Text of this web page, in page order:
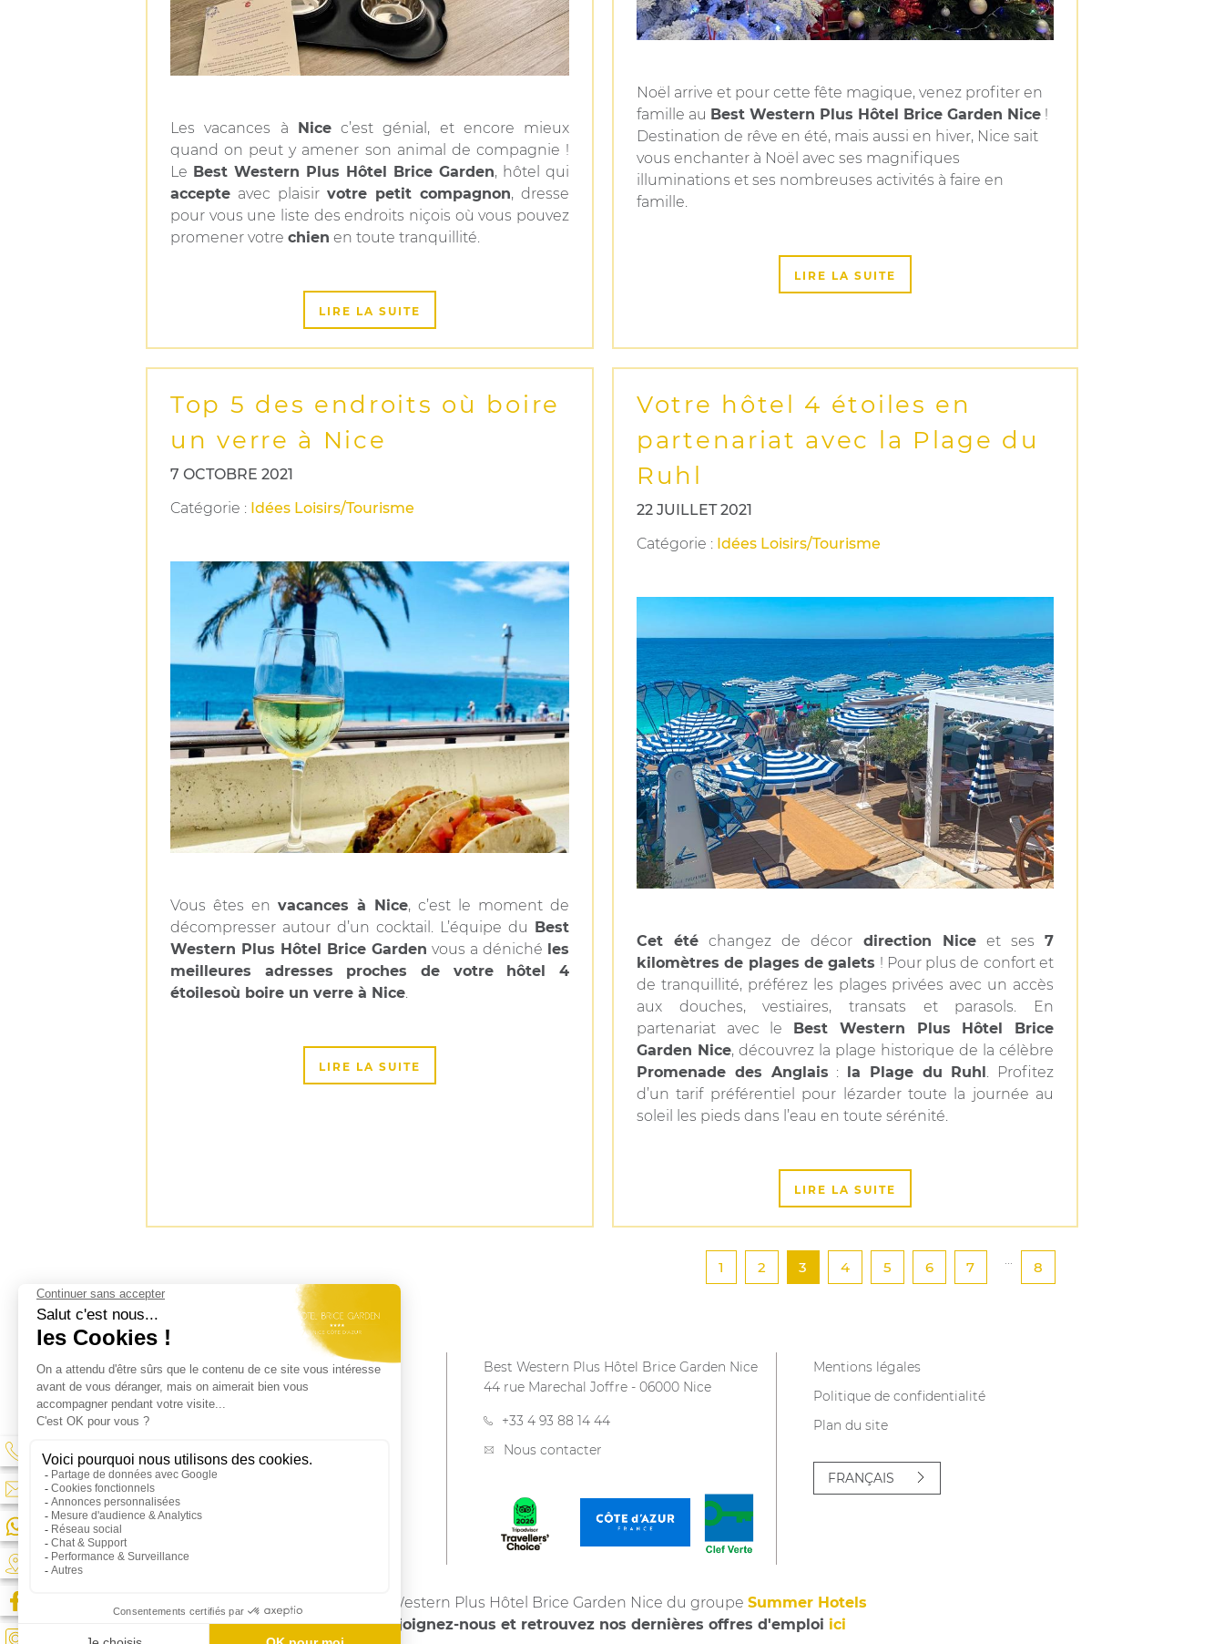
Les vacances à Nicec’est génial, et encore mieux
quand on peut y amener son animal de compagnie !
Le Best Western Plus Hôtel Brice Garden, hôtel qui
accepte avec plaisir votre petit compagnon, dresse
pour vous une liste des endroits niçois où vous pouvez
promener votre chien en toute tranquillité.
LIRE LA SUITE
Noël arrive et pour cette fête magique, venez profiter en
famille au Best Western Plus Hôtel Brice Garden Nice !
Destination de rêve en été, mais aussi en hiver, Nice sait
vous enchanter à Noël avec ses magnifiques
illuminations et ses nombreuses activités à faire en
famille.
LIRE LA SUITE
Top 5 des endroits où boire
un verre à Nice
7 OCTOBRE 2021
Catégorie : Idées Loisirs/Tourisme
Vous êtes en vacances à Nice, c’est le moment de
décompresser autour d’un cocktail. L’équipe du Best
Western Plus Hôtel Brice Garden vous a déniché les
meilleures adresses proches de votre hôtel 4
étoilesoù boire un verre à Nice.
LIRE LA SUITE
Votre hôtel 4 étoiles en
partenariat avec la Plage du
Ruhl
22 JUILLET 2021
Catégorie : Idées Loisirs/Tourisme
Cet été changez de décor direction Niceet ses7
kilomètres de plages de galets ! Pour plus de confort et
de tranquillité, préférez les plages privées avec un accès
aux douches, vestiaires, transats et parasols. En
partenariat avec le Best Western Plus Hôtel Brice
Garden Nice, découvrez la plage historique de la célèbre
Promenade des Anglais : la Plage du Ruhl. Profitez
d’un tarif préférentiel pour lézarder toute la journée au
soleil les pieds dans l’eau en toute sérénité.
LIRE LA SUITE
1 2 3 4 5 6 7 ... 8
Best Western Plus Hôtel Brice Garden Nice
44 rue Marechal Joffre -06000 Nice
+33 4 93 88 14 44
Nous contacter
Mentions légales
Politique de confidentialité
Plan du site
FRANÇAIS
Best Western Plus Hôtel Brice Garden Nice du groupe Summer Hotels
Rejoignez-nous et retrouvez nos dernières offres d'emploi ici